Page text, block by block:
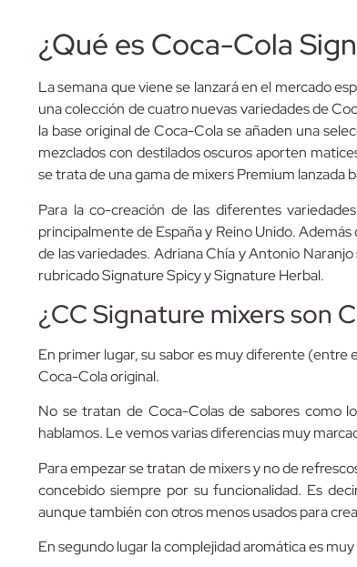
¿Qué es Coca-Cola
La semana que viene se lanzará en el mercado
una colección de cuatro nuevas variedades de
la base original de Coca-Cola se añaden una
mezclados con destilados oscuros aporten
se trata de una gama de mixers Premium lanzada
Para la co-creación de las diferentes
principalmente de España y Reino Unido.
de las variedades. Adriana Chía y Antonio
rubricado Signature Spicy y Signature Herbal.
¿CC Signature mixers son
En primer lugar, su sabor es muy diferente (entre
Coca-Cola original.
No se tratan de Coca-Colas de sabores como
hablamos. Le vemos varias diferencias muy
Para empezar se tratan de mixers y no de
concebido siempre por su funcionalidad. Es
aunque también con otros menos usados para
En segundo lugar la complejidad aromática es